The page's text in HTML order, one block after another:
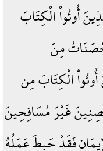
أُوتُواْ الْكِتَابَ
مِنَ
الْكِتَابَ مِن
غَيْرَ مُسَافِحِينَ
فَقَدْ حَبِطَ عَمَلُهُ